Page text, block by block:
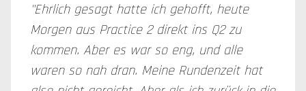
"Ehrlich gesagt hatte ich gehofft, heute
Morgen aus Practice 2 direkt ins Q2 zu
kommen. Aber es war so eng, und alle
waren so nah dran. Meine Rundenzeit hat